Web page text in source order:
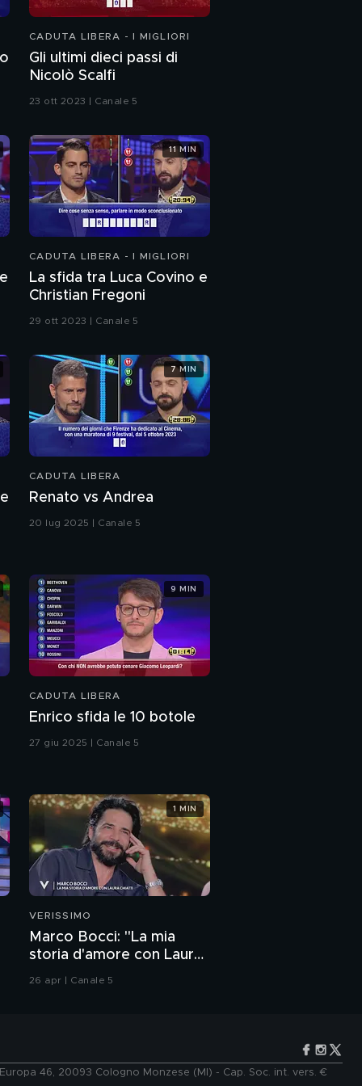
quarta puntata
CADUTA LIBERA - I MIGLIORI
Gli ultimi dieci passi di
Nicolò Scalfi
23 ott 2023 | Canale 5
CADUTA LIBERA - I MIGLIORI
La sfida tra Luca Covino e
Christian Fregoni
29 ott 2023 | Canale 5
11 MIN
CADUTA LIBERA
Renato vs Andrea
20 lug 2025 | Canale 5
7 MIN
CADUTA LIBERA
Enrico sfida le 10 botole
27 giu 2025 | Canale 5
9 MIN
VERISSIMO
Marco Bocci: "La mia
storia d'amore con Laura
Chiatti"
26 apr | Canale 5
1 MIN
46, 20093 Cologno Monzese (MI) - Cap. Soc. int. vers. €